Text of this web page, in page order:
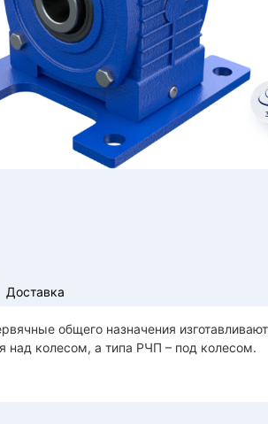
Доставка
общего назначения
над колесом, а типа РЧП – под колесом.